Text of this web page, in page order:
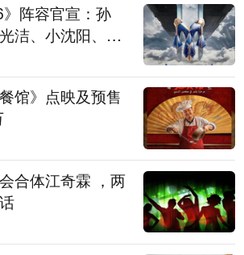
》阵容官宣：孙
洁、小沈阳、余
位艺人
馆》点映及预售
合体江奇霖 ，两